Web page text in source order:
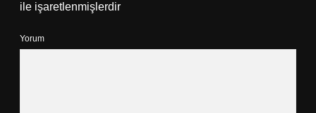
ile işaretlenmişlerdir
Yorum